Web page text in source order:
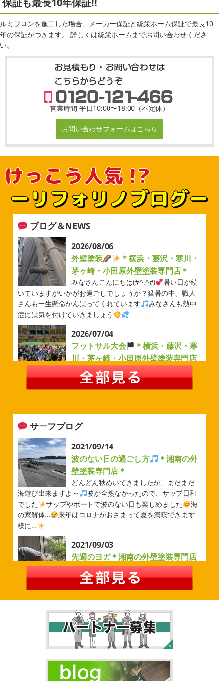
ルミフロンを施工した場合、メーカー保証と統栄ホーム保証で最長10
年の保証がつきます。 詳しくは統栄ホームまでお問い合わせくださ
い。
営業時間 平日10:00〜18:00（不定休）
お問い合わせフォームはこちら
ブログ＆NEWS
2026/08/06
外壁塗装
＊横浜・藤沢・寒川・
茅ヶ崎・小田原外壁塗装専門店＊
みなさんこんにちは(#^.^#)
暑い日が続
いていますがいかがお過ごしでしょうか？猛暑の中、職人
さんも一生懸命がんばってくれています
みなさんも熱中
症には気を付けていきましょう
2026/07/04
フットサル大会
＊横浜・藤沢・寒
川・茅ヶ崎・小田原外壁塗装専門店
＊
みなさんこんにちは(#^.^#)
例年より過ごしやすい気温が
続いていますがいかがお過ごしでしょうか？先日は毎年恒
運動する機会が少ないのでいい運動になりました
来週
から ...
2026/05/31
ベルマーレ
＊横浜・藤沢・寒
川・茅ヶ崎・小田原外壁塗装専門店
＊
みなさんこんにちは(#^.^#)
先日は試合の応援に行ったの
でその時の写真を載せようと思います
今シーズン初の応
援(*^▽^*)弊社の新しい担当のキクチさんにも会えました
今シーズンもよろしくお願いいたします
2026/05/02
自転車
＊横浜・藤沢・寒川・茅
ヶ崎・小田原外壁塗装専門店＊
みなさんこんにちは
ＧＷはいかがお
過ごしですか？先日は娘と海沿いにある公園で自転車の練
習に行ってきました
今まではキックボード派だったので
自転車に興味を示さなかったのですが、お友達の影響で欲
しいとお願いされたので早速練 ...
2026/02/26
崎・小田原外壁塗装専門店＊
こんにちは♡今週は3連休明けからのスタ
サーフブログ
2021/09/14
波のない日の過ごし方
＊湘南の外
壁塗装専門店＊
どんどん秋めいてきましたが、まだまだ
海遊び出来ますよ～
波が全然なかったので、サップ日和
でした
サップやボートで波のない日も楽しめました
海
の家解体…
来年はコロナがおさまって夏を満喫できます
様に…
2021/09/03
先週のヨガ＊湘南の外壁塗装専門店
＊
先週のヨガ はい、可愛い～
ダウンド
ッグ
はおちゃんだいぶヨガがお上手に
伸ばしてる後ろ
に、はおちゃんが積み上げたヨガブロックが
夏休み中で
先生の息子さんも
先生2人抱っこすごい
子連れ歓迎ヨ
ガ、運動の秋
皆様も是非一緒 ...
2021/09/02
＊
夏休みが終わったと思ったら、急に寒く